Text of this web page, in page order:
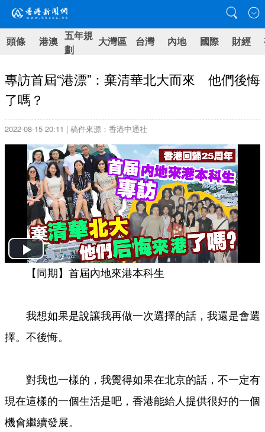
頭條 港澳 五年規
劃
大灣區 台灣 內地 國際 財經
專訪首屆“港漂”：棄清華北大而來 他們後悔
了嗎？
2022-08-15 20:11 | 稿件來源：香港中通社
Play
Video
【同期】首屆內地來港本科生
我想如果是說讓我再做一次選擇的話，我還是會選
擇。不後悔。
對我也一樣的，我覺得如果在北京的話，不一定有
現在這樣的一個生活是吧，香港能給人提供很好的一個
機會繼續發展。